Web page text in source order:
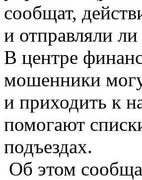
сообщат,
и отправляли
В центре
мошенники
и приходить к
помогают
подъездах.
Об этом